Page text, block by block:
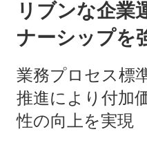
リブンな企業
ナーシップを
業務プロセス標
推進により付加
性の向上を実現